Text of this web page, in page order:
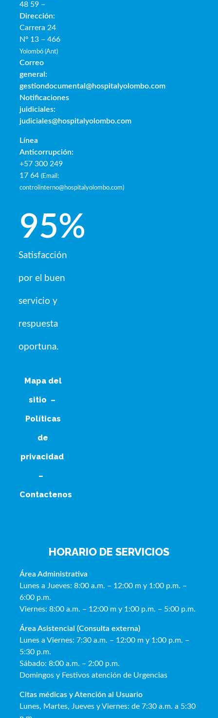
48 59 –
Dirección:
Carrera 24
Nº 13 – 466
Yolombó (Ant)
Correo
general:
gestiondocumental@hospitalyolombo.com
Notificaciones
juidiciales:
judiciales@hospitalyolombo.com
Línea
Anticorrupción:
+57 300 249
17 64 (Email:
controlinterno@hospitalyolombo.com)
Satisfacción
por el buen
servicio y
respuesta
oportuna.
95%
Mapa del
sitio –
Políticas
de
privacidad
–
Contactenos
HORARIO DE SERVICIOS
Área Administrativa
Lunes a Jueves: 8:00 a.m. – 12:00 m y 1:00 p.m. –
6:00 p.m.
Viernes: 8:00 a.m. – 12:00 m y 1:00 p.m. – 5:00 p.m.
Área Asistencial (Consulta externa)
Lunes a Viernes: 7:30 a.m. – 12:00 m y 1:00 p.m. –
5:30 p.m.
Sábado: 8:00 a.m. – 2:00 p.m.
Domingos y Festivos atención de Urgencias
Citas médicas y Atención al Usuario
Lunes, Martes, Jueves y Viernes: de 7:30 a.m. a 5:30